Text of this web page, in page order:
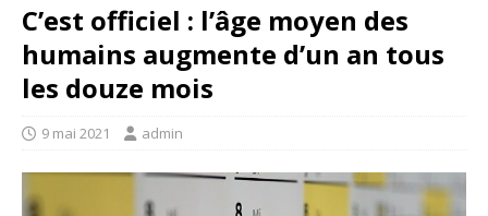
C’est officiel : l’âge moyen des
humains augmente d’un an tous
les douze mois
9 mai 2021 admin